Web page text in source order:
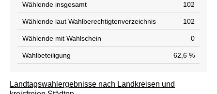
Wählende insgesamt 102
Wählende laut Wahlberechtigtenverzeichnis 102
Wählende mit Wahlschein 0
Wahlbeteiligung 62,6 %
Landtagswahlergebnisse nach Landkreisen und